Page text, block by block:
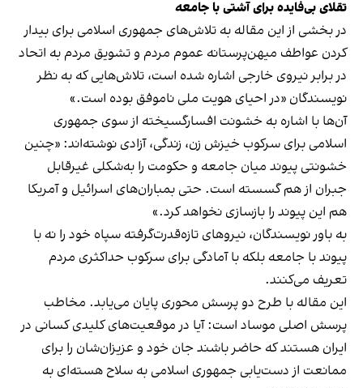
تقلای بی‌فایده برای آشتی با جامعه
در بخشی از این مقاله به تلاش‌های جمهوری اسلامی برای بیدار
کردن عواطف میهن‌پرستانه عموم مردم و تشویق مردم به اتحاد
در برابر نیروی خارجی اشاره شده است، تلاش‌هایی که به نظر
نویسندگان «در احیای هویت ملی ناموفق بوده است.»
آن‌ها با اشاره به خشونت افسارگسیخته از سوی جمهوری
اسلامی برای سرکوب خیزش زن، زندگی، آزادی نوشته‌اند: «چنین
خشونتی پیوند میان جامعه و حکومت را به‌شکلی غیرقابل
جبران از هم گسسته است. حتی بمباران‌های اسرائیل و آمریکا
هم این پیوند را بازسازی نخواهد کرد.»
به باور نویسندگان، نیروهای تازه‌قدرت‌گرفته سپاه خود را نه با
پیوند با جامعه بلکه با آمادگی برای سرکوب حداکثری مردم
تعریف می‌کنند.
این مقاله با طرح دو پرسش محوری پایان می‌یابد. مخاطب
پرسش اصلی موساد است: آیا در موقعیت‌های کلیدی کسانی در
ایران هستند که حاضر باشند جان خود و عزیزان‌شان را برای
ممانعت از دست‌یابی جمهوری اسلامی به سلاح هسته‌ای به